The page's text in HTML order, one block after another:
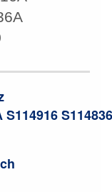
S114916